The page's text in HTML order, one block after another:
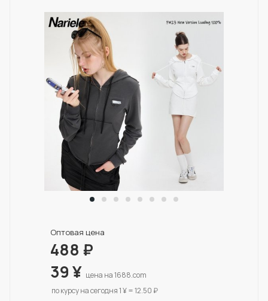
Оптовая цена
488 ₽
39¥ цена на 1688.com
по курсу на сегодня 1 ¥ = 12.50 ₽